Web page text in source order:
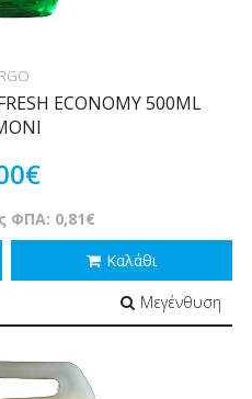
ECONOMY 500ML
ΦΠΑ: 0,81€
Καλάθι
Μεγένθυση